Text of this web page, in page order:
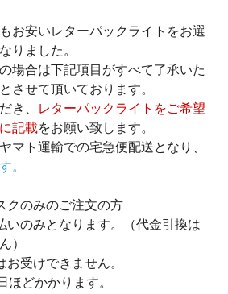
お安いレターパックライトをお選
りました。
場合は下記項目がすべて了承いた
させて頂いております。
き、
レターパックライトをご希望
記載をお願い致します。
マト運輸での宅急便配送となり、
。
クのみのご注文の方
いのみとなります。（代金引換は
）
受けできません。
ほどかかります。